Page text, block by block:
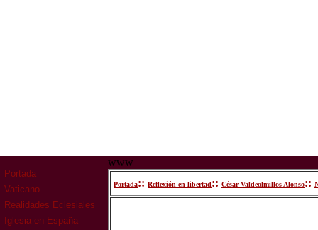
Portada
Vaticano
Realidades Eclesiales
Iglesia en España
www
Portada:: Reflexión en libertad:: César Valdeolmillos Alonso::